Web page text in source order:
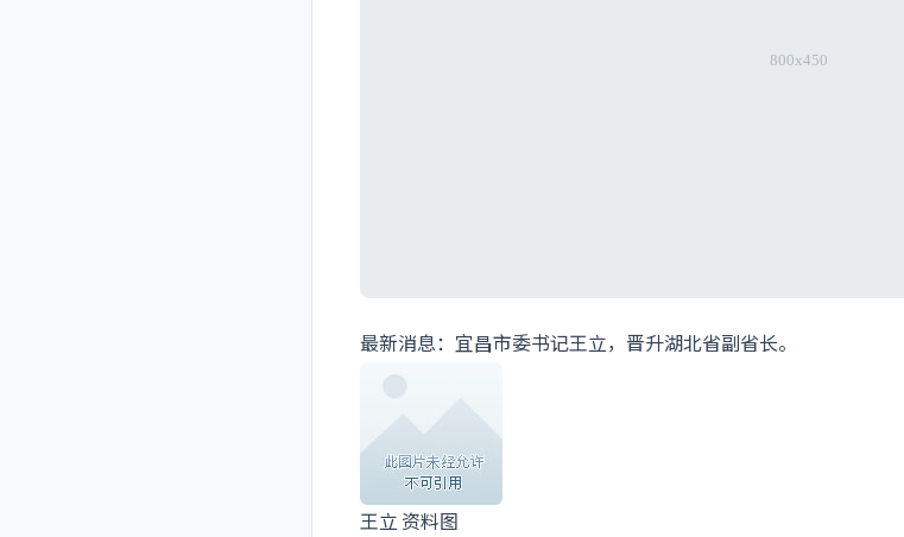
最新消息：宜昌市委书记王立，晋升湖北省副省长。
王立 资料图